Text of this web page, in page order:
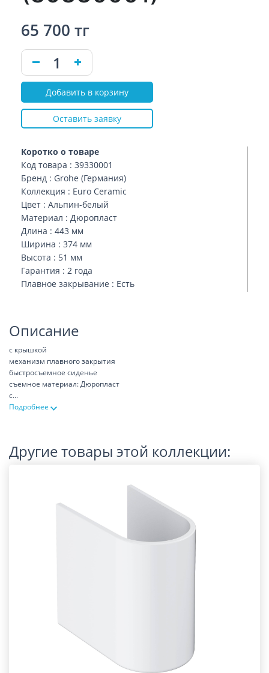
Коротко о товаре
Код товара : 39330001
Бренд : Grohe (Германия)
Коллекция : Euro Ceramic
Цвет : Альпин-белый
Материал : Дюропласт
Длина : 443 мм
Ширина : 374 мм
Высота : 51 мм
Гарантия : 2 года
Плавное закрывание : Есть
65 700 тг
Добавить в корзину
Оставить заявку
Описание
с крышкой
механизм плавного закрытия
быстросъемное сиденье
съемное материал: Дюропласт
с...
Подробнее
Другие товары этой коллекции: